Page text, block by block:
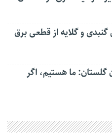
و گلایه از قطعی برق
گلستان: ما هستیم، اگر